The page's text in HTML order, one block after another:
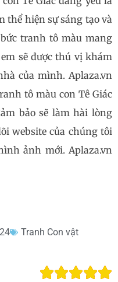
thể hiện sự sáng tạo và
tranh tô màu mang
sẽ được thú vị khám
của mình. Aplaza.vn
tô màu con Tê Giác
bảo sẽ làm hài lòng
website của chúng tôi
ảnh mới. Aplaza.vn
Tranh Con vật